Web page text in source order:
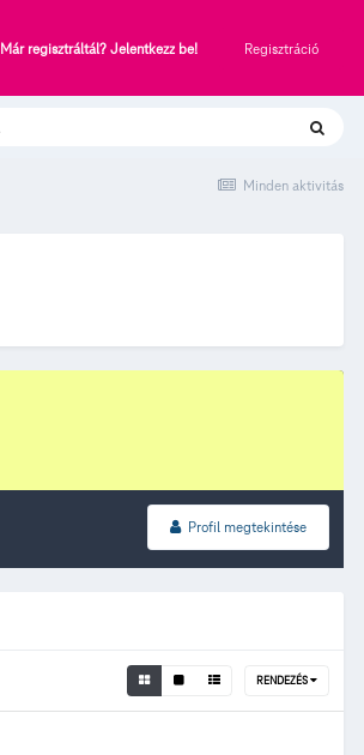
Már regisztráltál? Jelentkezz be! Regisztráció
Minden aktivitás
Profil megtekintése
RENDEZÉS